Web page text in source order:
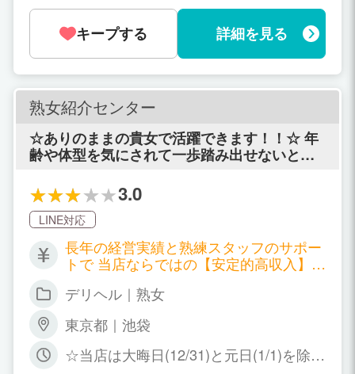
オプションがお客様に大人気です。
だけでOK 時間帯の制約もほぼナシ！
「今日は気分が乗らない…」 「急な予定
が入ってしまった…」 そんな日はもちろ
んお休みでOKです。 ━━━━━━━━
━━━━━━━━━ たとえば… ・週1だ
けもOK ・月1もOK！無理に出なくて大
丈夫????‍♀️ ・「今日やっぱり出勤した
い」も大歓迎♪????️ ・体調不良などの当
日欠勤も大丈夫です ・遅刻もペナルティ
ありません！
キープする 詳細を見る
熟女紹介センター
☆ありのままの貴女で活躍できます！！☆ 年
齢や体型を気にされて一歩踏み出せないとい
のできる稼ぎがないという貴女。 当店の在籍
平均年齢は52.25歳！！採用基準に体型・スタ
イルは一切関係有りません！！ あなたの年
齢、成熟したスタイルがウリになるのが当店
です！！ ☆お仕事は至ってシンプル☆ 【路上
待合せ】【自宅出張】【遠方出張】ナシのホ
テル専門・直行型の【デリバリーヘルス】で
ございます。 女性の貴重な時間を無駄なく無
理なく効率よく稼いでいただける環境を用意
しております！！ また、写メ日記やブログ、
お客様への営業メール等一切必要ありませ
3.0
LINE対応
長年の経営実績と熟練スタッフのサポー
トで 当店ならではの【安定的高収入】を
給与￥22,500～￥23,500 平均勤務時間6.
ルティはございません。 【当店月収目
安】 週4日前後出勤 朝(9時・10時・11時
から)～夕方(15時・16時・17時まで)勤
デリヘル｜熟女
東京都｜池袋
☆当店は大晦日(12/31)と元日(1/1)を除い